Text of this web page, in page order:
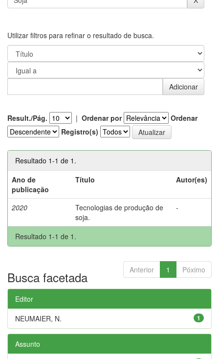
Utilizar filtros para refinar o resultado de busca.
Result./Pág. | Ordenar por
Ordenar
Registro(s)
Resultado 1-1 de 1.
Ano de
publicação
Título Autor(es)
2020
Tecnologias de produção de
soja.
-
Resultado 1-1 de 1.
Anterior 1 Póximo
Busca facetada
Editor
1
NEUMAIER, N.
Assunto